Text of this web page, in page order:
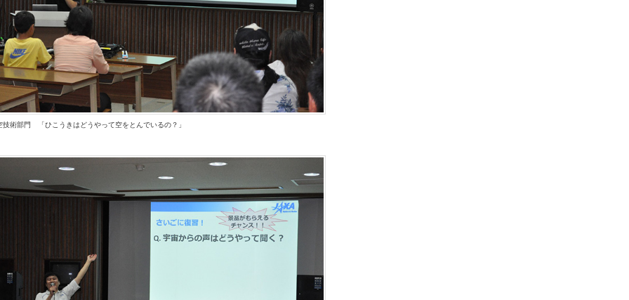
技術部門 「ひこうきはどうやって空をとんでいるの？」